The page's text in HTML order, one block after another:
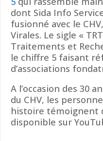
dont Sida Info
fusionné avec le
Virales. Le sigle «
Traitements et
le chiffre 5 faisant
d’associations
A l’occasion des 30
du CHV, les
histoire témoignent
disponible sur